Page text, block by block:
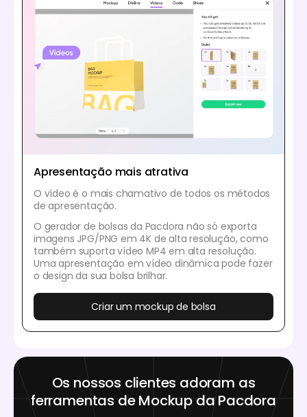
Apresentação mais atrativa
O vídeo é o mais chamativo de todos os métodos
de apresentação.
O gerador de bolsas da Pacdora não só exporta
imagens JPG/PNG em 4K de alta resolução, como
também suporta vídeo MP4 em alta resolução.
Uma apresentação em vídeo dinâmica pode fazer
o design da sua bolsa brilhar.
Criar um mockup de bolsa
Os nossos clientes adoram as
ferramentas de Mockup da Pacdora